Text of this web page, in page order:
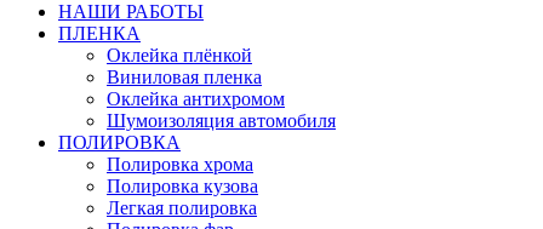
НАШИ РАБОТЫ
ПЛЕНКА
Оклейка плёнкой
Виниловая пленка
Оклейка антихромом
Шумоизоляция автомобиля
ПОЛИРОВКА
Полировка хрома
Полировка кузова
Легкая полировка